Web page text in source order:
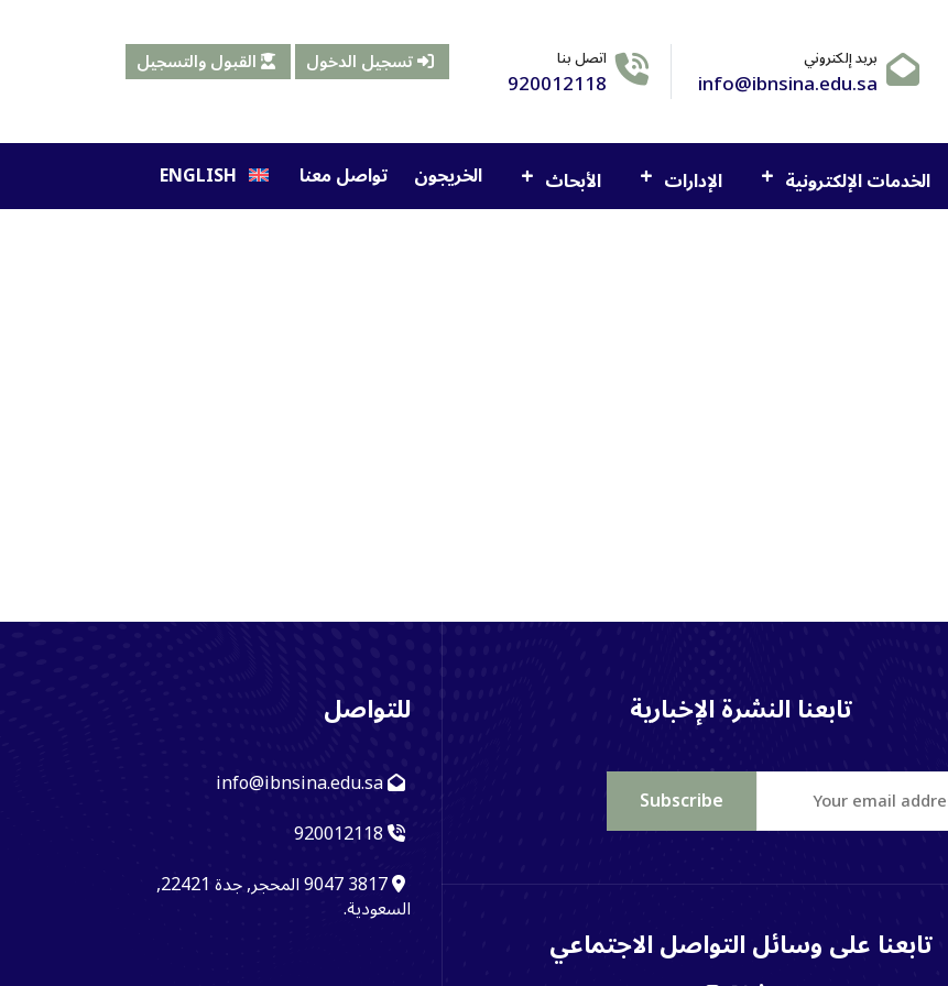
بريد إلكتروني
info@ibnsina.edu.sa
اتصل بنا
920012118
تسجيل الدخول القبول والتسجيل
الخدمات الإلكترونية الإدارات الأبحاث الخريجون تواصل معنا ENGLISH
تابعنا النشرة الإخبارية
تابعنا على وسائل التواصل الاجتماعي
للتواصل
info@ibnsina.edu.sa
920012118
3817 9047 المحجر, جدة 22421,
السعودية.